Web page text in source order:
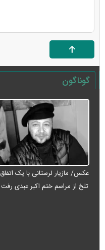
گوناگون
عکس/ مازیار لرستانی با یک اتفاق
تلخ از مراسم ختم اکبر عبدی رفت